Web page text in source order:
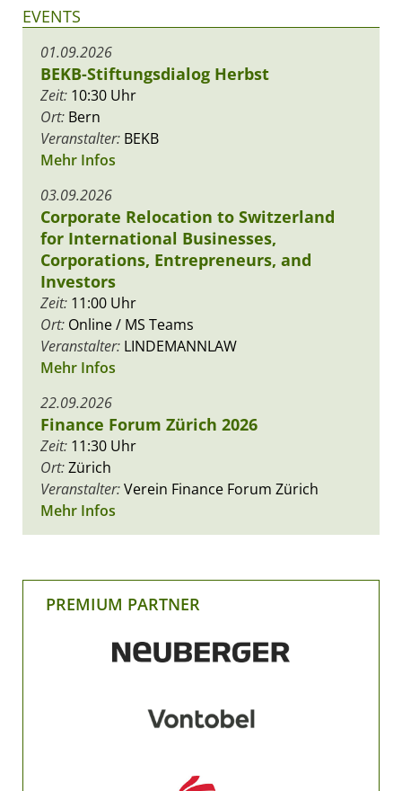
EVENTS
01.09.2026
BEKB-Stiftungsdialog Herbst
Zeit: 10:30 Uhr
Ort: Bern
Veranstalter: BEKB
Mehr Infos
03.09.2026
Corporate Relocation to Switzerland
for International Businesses,
Corporations, Entrepreneurs, and
Investors
Zeit: 11:00 Uhr
Ort: Online / MS Teams
Veranstalter: LINDEMANNLAW
Mehr Infos
22.09.2026
Finance Forum Zürich 2026
Zeit: 11:30 Uhr
Ort:Zürich
Veranstalter:Verein Finance Forum Zürich
Mehr Infos
PREMIUM PARTNER